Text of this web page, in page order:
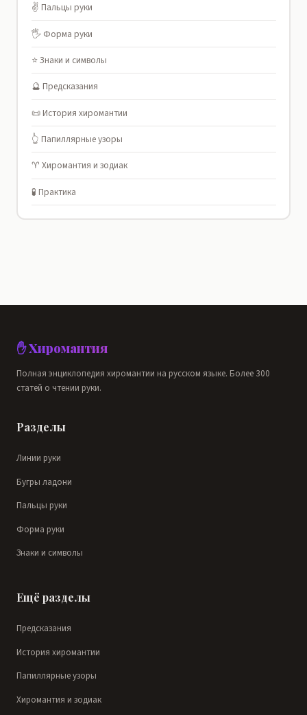
✌️ Пальцы руки
🖐️ Форма руки
⭐ Знаки и символы
🔮 Предсказания
📜 История хиромантии
👆 Папиллярные узоры
♈ Хиромантия и зодиак
🧪 Практика
✋ Хиромантия
Полная энциклопедия хиромантии на русском языке. Более 300
статей о чтении руки.
Разделы
Линии руки
Бугры ладони
Пальцы руки
Форма руки
Знаки и символы
Ещё разделы
Предсказания
История хиромантии
Папиллярные узоры
Хиромантия и зодиак